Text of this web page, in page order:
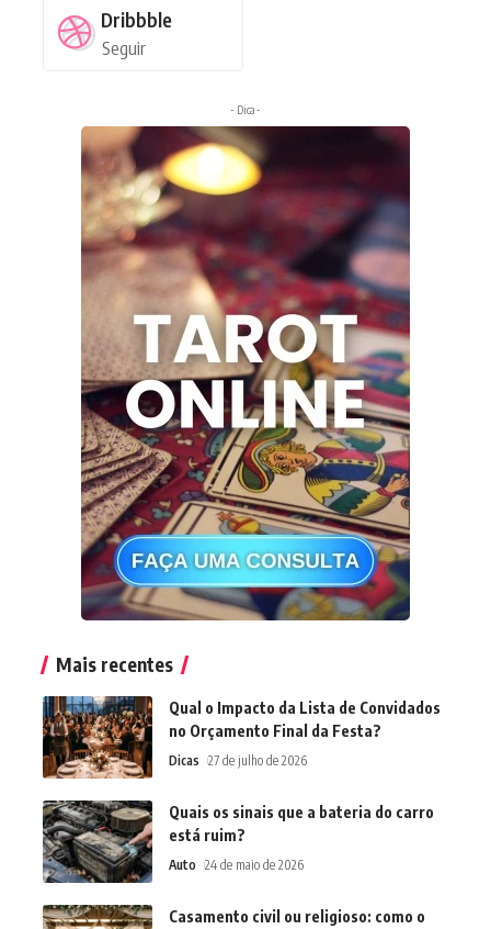
Dribbble
Seguir
- Dica -
Mais recentes
Qual o Impacto da Lista de Convidados
no Orçamento Final da Festa?
Dicas 27 de julho de 2026
Quais os sinais que a bateria do carro
está ruim?
Auto 24 de maio de 2026
Casamento civil ou religioso: como o